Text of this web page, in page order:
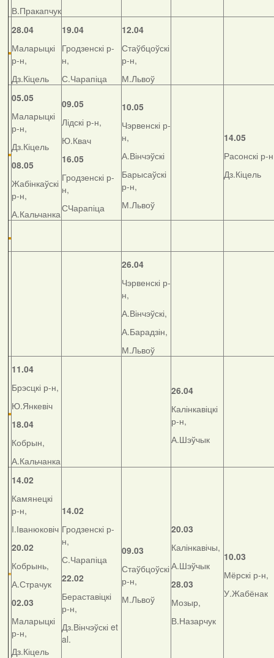
В.Пракапчук
28.04
Маларыцкі
р-н,
Дз.Кіцель
19.04
Гродзенскі р-
н,
С.Чарапіца
12.04
Стаўбцоўскі
р-н,
М.Львоў
05.05
Маларыцкі
р-н,
Дз.Кіцель
08.05
Жабінкаўскі
р-н,
А.Кальчанка
09.05
Лідскі р-н,
Ю.Квач
16.05
Гродзенскі р-
н,
СЧарапіца
10.05
Чэрвенскі р-
н,
А.Вінчэўскі
Барысаўскі
р-н,
М.Львоў
14.05
Расонскі р-
Дз.Кіцель
26.04
Чэрвенскі р-
н,
А.Вінчэўскі,
А.Барадзін,
М.Львоў
11.04
Брэсцкі р-н,
Ю.Янкевіч
18.04
Кобрын,
А.Кальчанка
26.04
Калінкавіцкі
р-н,
А.Шэўчык
14.02
Камянецкі
р-н,
І.Іванюковіч
20.02
Кобрынь,
А.Страчук
02.03
Маларыцкі
р-н,
Дз.Кіцель
14.02
Гродзенскі р-
н,
С.Чарапіца
22.02
Бераставіцкі
р-н,
Дз.Вінчэўскі et
al.
09.03
Стаўбцоўскі
р-н,
М.Львоў
20.03
Калінкавічы,
А.Шэўчык
28.03
Мозыр,
В.Назарчук
10.03
Мёрскі р-н,
У.Жабёнак